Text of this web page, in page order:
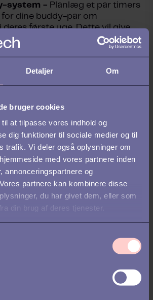
Detaljer Om
bruger cookies
at tilpasse vores indhold og
dig funktioner til sociale medier og til
trafik. Vi deler også oplysninger om
med vores partnere inden
annonceringspartnere og
partnere kan kombinere disse
du har givet dem, eller som
din brug af deres tjenester.
system - Planlæg et par timers
dine buddy-par om
første uge. Dette vil give
at lære hinanden at kende uden
mulighed for en mere
- Få dine buddy-par til at
det et bidrag til medarbejdernes
tegne hinandens foretrukne
- med bind for øjnene!
af nye medarbejdere
som integreret, når de
af deres job og ansvar, en
en god forståelse af
politikker og kan navigere i de
regler for deres nye
handler det om at tage